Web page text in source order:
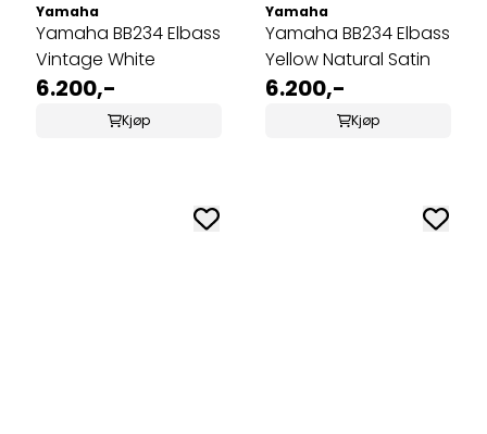
Yamaha
Yamaha BB234 Elbass
Vintage White
6.200,-
Kjøp
Yamaha
Yamaha BB234 Elbass
Yellow Natural Satin
6.200,-
Kjøp